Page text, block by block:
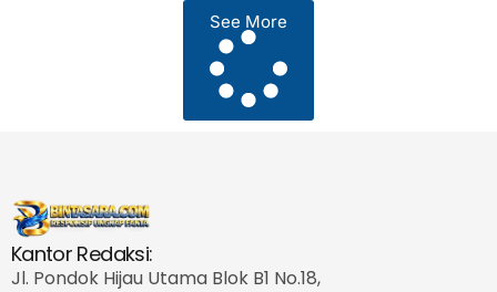
See More
Kantor Redaksi:
Jl. Pondok Hijau Utama Blok B1 No.18,